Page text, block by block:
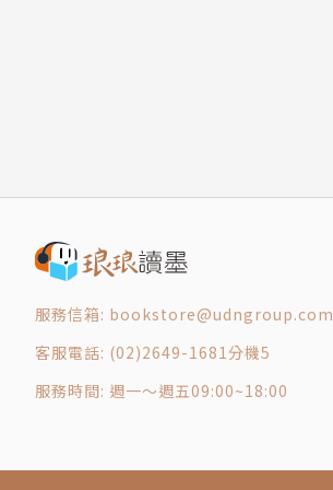
漩渦花編可頌
巴黎香榭可頌
丹麥基本風味麵團
雪花焦糖珍珠貝
脆皮杏仁卡士達
服務信箱: bookstore@udngroup.com
客服電話: (02)2649-1681分機5
服務時間: 週一～週五09:00~18:00